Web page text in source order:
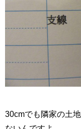
30cmでも隣家の土